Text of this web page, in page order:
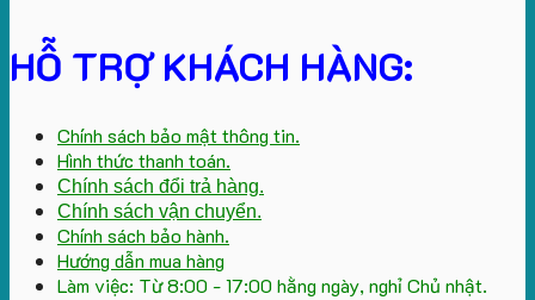
HỖ TRỢ KHÁCH HÀNG:
Chính sách bảo mật thông tin.
Hình thức thanh toán.
Chính sách đổi trả hàng.
Chính sách vận chuyển.
Chính sách bảo hành.
Hướng dẫn mua hàng
Làm việc: Từ 8:00 - 17:00 hằng ngày, nghỉ Chủ nhật.